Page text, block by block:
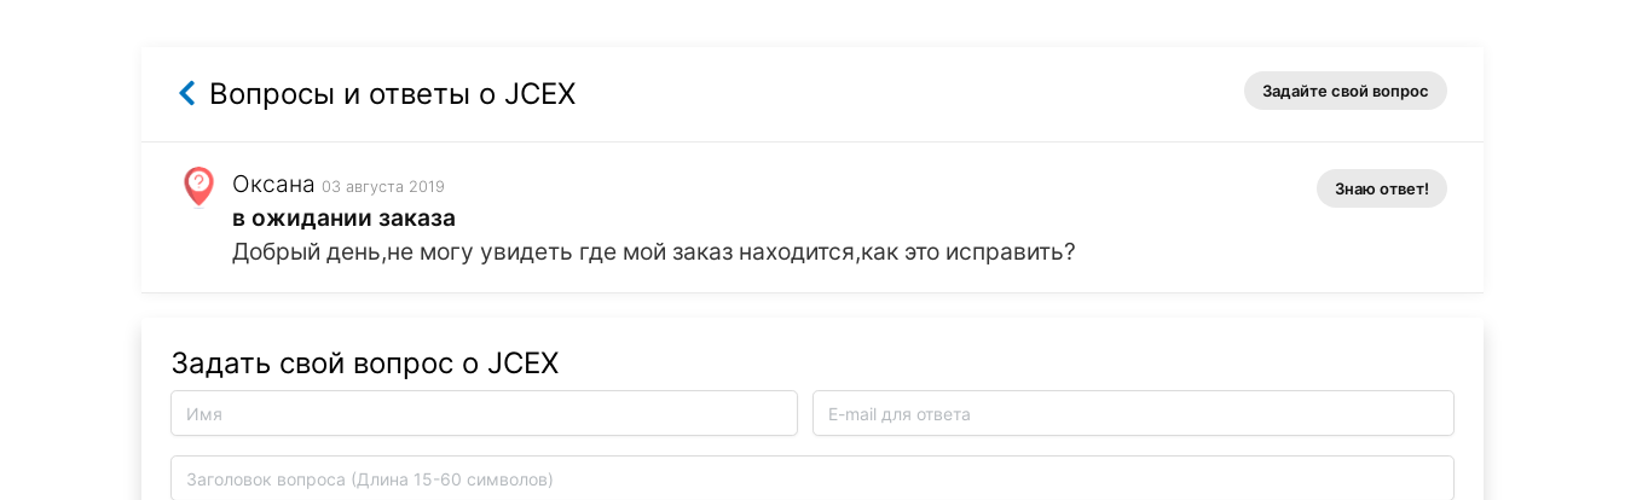
Вопросы и ответы о JCEX Задайте свой вопрос
Оксана 03 августа 2019
в ожидании заказа
Добрый день,не могу увидеть где мой заказ находится,как это исправить?
Знаю ответ!
Задать свой вопрос о JCEX